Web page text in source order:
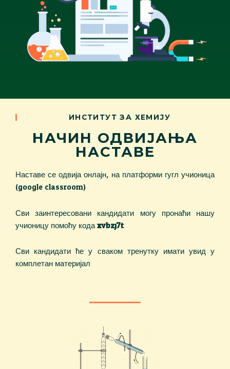
ИНСТИТУТ ЗА ХЕМИЈУ
НАЧИН ОДВИЈАЊА
НАСТАВЕ
Наставе се одвија онлајн, на платформи гугл учионица
(google classroom).
Сви заинтересовани кандидати могу пронаћи нашу
учионицу помоћу кодаxvbzj7t
Сви кандидати ће у сваком тренутку имати увид у
комплетан материјал.